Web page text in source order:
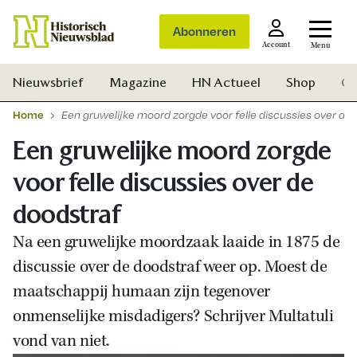
Abonneren
Account Menu
Nieuwsbrief Magazine HN Actueel Shop
Home Een gruwelijke moord zorgde voor felle discussies over de
Een gruwelijke moord zorgde
voor felle discussies over de
doodstraf
Na een gruwelijke moordzaak laaide in 1875 de
discussie over de doodstraf weer op. Moest de
maatschappij humaan zijn tegenover
onmenselijke misdadigers? Schrijver Multatuli
vond van niet.